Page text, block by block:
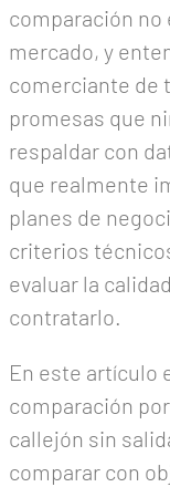
comparación no
mercado, y
comerciante de
promesas que
respaldar con
que realmente
planes de
criterios
evaluar la
contratarlo.
En este artículo
comparación
callejón sin
comparar con